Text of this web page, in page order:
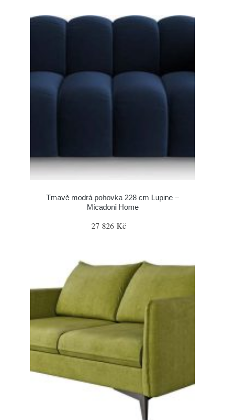
Tmavě modrá pohovka 228 cm Lupine –
Micadoni Home
27 826 Kč